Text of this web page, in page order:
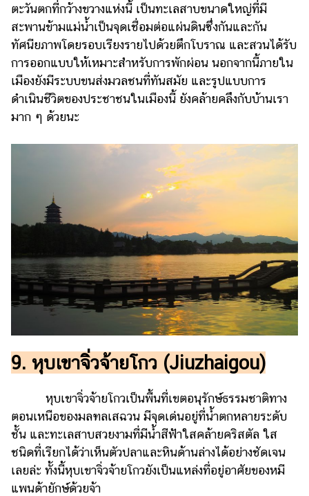
ตะวันตกที่กว้างขวางแห่งนี้ เป็นทะเลสาบขนาดใหญ่ที่มี
สะพานข้ามแม่น้ำเป็นจุดเชื่อมต่อแผ่นดินซึ่งกันและกัน
ทัศนียภาพโดยรอบเรียงรายไปด้วยตึกโบราณ และสวนได้รับ
การออกแบบให้เหมาะสำหรับการพักผ่อน นอกจากนี้ภายใน
เมืองยังมีระบบขนส่งมวลชนที่ทันสมัย และรูปแบบการ
ดำเนินชีวิตของประชาชนในเมืองนี้ ยังคล้ายคลึงกับบ้านเรา
มาก ๆ ด้วยนะ
9. หุบเขาจิ่วจ้ายโกว (Jiuzhaigou)
หุบเขาจิ่วจ้ายโกวเป็นพื้นที่เขตอนุรักษ์ธรรมชาติทาง
ตอนเหนือของมลฑลเสฉวน มีจุดเด่นอยู่ที่น้ำตกหลายระดับ
ชั้น และทะเลสาบสวยงามที่มีน้ำสีฟ้าใสคล้ายคริสตัล ใส
ชนิดที่เรียกได้ว่าเห็นตัวปลาและหินด้านล่างได้อย่างชัดเจน
เลยล่ะ ทั้งนี้หุบเขาจิ่วจ้ายโกวยังเป็นแหล่งที่อยู่อาศัยของหมี
แพนด้ายักษ์ด้วยจ้า